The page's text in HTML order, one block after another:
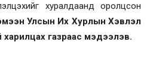
хуралдаанд оролцсон
Улсын Их Хурлын Хэвлэл
газраас мэдээлэв.